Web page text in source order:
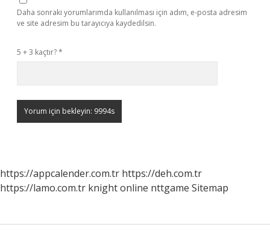
Daha sonraki yorumlarımda kullanılması için adım, e-posta adresim
ve site adresim bu tarayıcıya kaydedilsin.
5 + 3 kaçtır?*
https://appcalender.com.tr https://deh.com.tr
https://lamo.com.tr knight online nttgame Sitemap